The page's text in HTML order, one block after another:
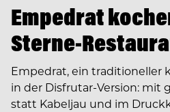
Empedrat
Sterne-
Empedrat, ein traditioneller
in der Disfrutar-Version: mit
statt Kabeljau und im